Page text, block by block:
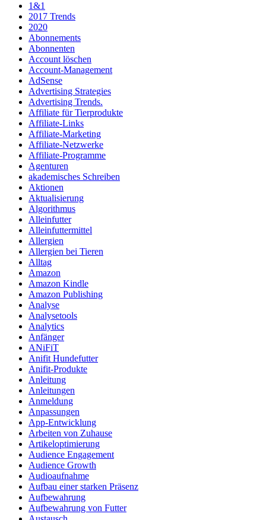
1&1
2017 Trends
2020
Abonnements
Abonnenten
Account löschen
Account-Management
AdSense
Advertising Strategies
Advertising Trends.
Affiliate für Tierprodukte
Affiliate-Links
Affiliate-Marketing
Affiliate-Netzwerke
Affiliate-Programme
Agenturen
akademisches Schreiben
Aktionen
Aktualisierung
Algorithmus
Alleinfutter
Alleinfuttermittel
Allergien
Allergien bei Tieren
Alltag
Amazon
Amazon Kindle
Amazon Publishing
Analyse
Analysetools
Analytics
Anfänger
ANiFiT
Anifit Hundefutter
Anifit-Produkte
Anleitung
Anleitungen
Anmeldung
Anpassungen
App-Entwicklung
Arbeiten von Zuhause
Artikeloptimierung
Audience Engagement
Audience Growth
Audioaufnahme
Aufbau einer starken Präsenz
Aufbewahrung
Aufbewahrung von Futter